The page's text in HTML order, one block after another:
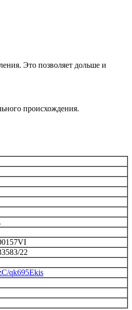
Это позволяет дольше и
происхождения.
22
qk695Ekis